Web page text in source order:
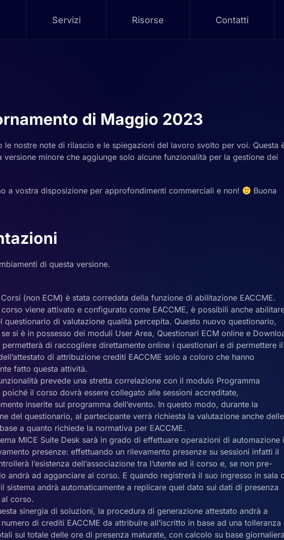
Servizi Risorse Contatti
di Maggio 2023
le nostre note di rilascio e le spiegazioni del lavoro svolto per voi. Questa
versione minore che aggiunge solo alcune funzionalità per la gestione dei
a vostra disposizione per approfondimenti commerciali e non!
Buona
di questa versione.
(non ECM) è stata corredata della funzione di abilitazione EACCME.
corso viene attivato e configurato come EACCME, è possibili anche
questionario di valutazione qualità percepita. Questo nuovo questionario,
si è in possesso dei moduli User Area, Questionari ECM online e
di raccogliere direttamente online i questionari e di permettere il
di attribuzione crediti EACCME solo a coloro che hanno
fatto questa attività.
prevede una stretta correlazione con il modulo Programma
il corso dovrà essere collegato alle sessioni accreditate,
inserite sul programma dell’evento. In questo modo, durante la
del questionario, al partecipante verrà richiesta la valutazione anche delle
a quanto richiede la normativa per EACCME.
MICE Suite Desk sarà in grado di effettuare operazioni di automazione
presenze: effettuando un rilevamento presenze su sessioni infatti il
l’esistenza dell’associazione tra l’utente ed il corso e, se non pre-
andrà ad agganciare al corso. E quando registrerà il suo ingresso in sala
sistema andrà automaticamente a replicare quel dato sui dati di presenza
al corso.
sinergia di soluzioni, la procedura di generazione attestato andrà a
di crediti EACCME da attribuire all’iscritto in base ad una tolleranza
sul totale delle ore di presenza maturate, con calcolo su base